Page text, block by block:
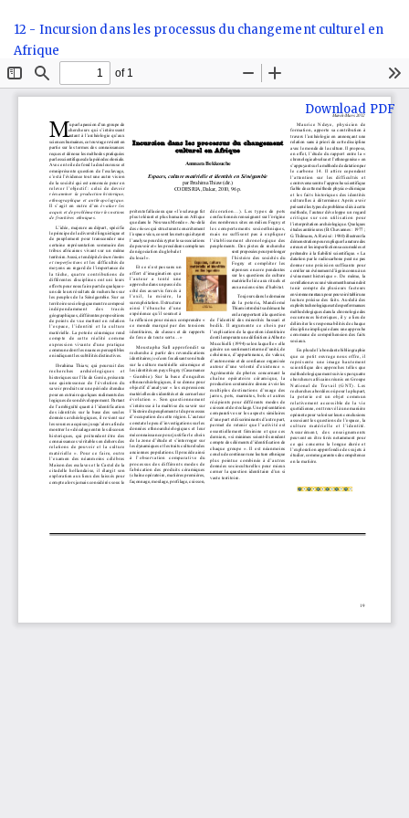
Article
Details
12 - Incursion dans les processus du changement culturel en
Afrique
Download
Download PDF